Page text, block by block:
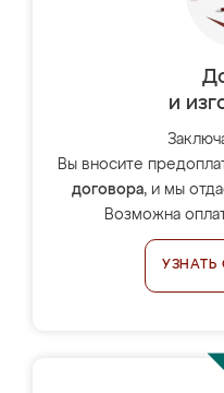
и
Вы вносите
договора, и мы
Возможна
УЗНАТЬ